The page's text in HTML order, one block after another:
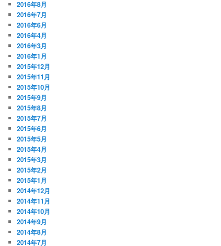
2016年8月
2016年7月
2016年6月
2016年4月
2016年3月
2016年1月
2015年12月
2015年11月
2015年10月
2015年9月
2015年8月
2015年7月
2015年6月
2015年5月
2015年4月
2015年3月
2015年2月
2015年1月
2014年12月
2014年11月
2014年10月
2014年9月
2014年8月
2014年7月